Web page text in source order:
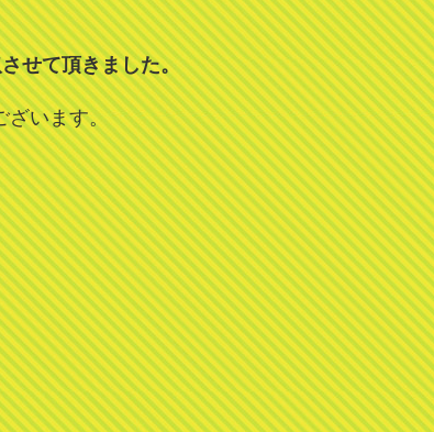
せて頂きました。
います。